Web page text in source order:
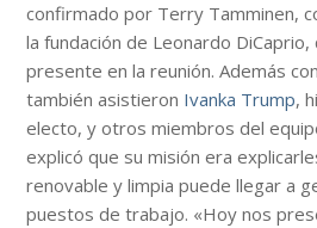
confirmado por Terry Tamminen,
la fundación de Leonardo
presente en la reunión. Además
también asistieron Ivanka Trump,
electo, y otros miembros del
explicó que su misión era
renovable y limpia puede llegar a
puestos de trabajo. «Hoy nos